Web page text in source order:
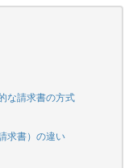
な請求書の方式
求書）の違い